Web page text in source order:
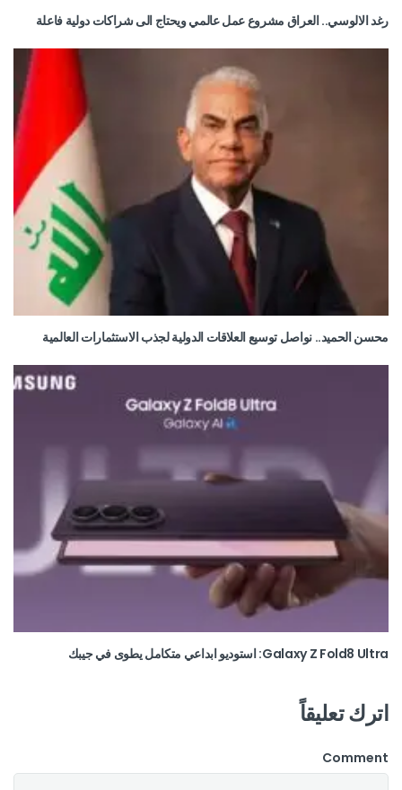
رغد الالوسي.. العراق مشروع عمل عالمي ويحتاج الى شراكات دولية فاعلة
محسن الحميد.. نواصل توسيع العلاقات الدولية لجذب الاستثمارات العالمية
Galaxy Z Fold8 Ultra: استوديو ابداعي متكامل يطوى في جيبك
اترك تعليقاً
Comment